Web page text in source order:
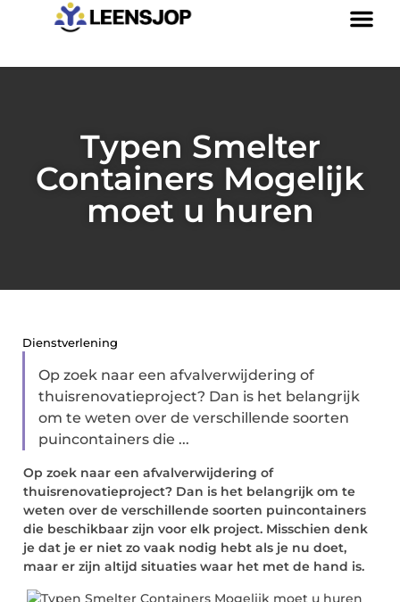
Typen Smelter
Containers Mogelijk
moet u huren
Dienstverlening
Op zoek naar een afvalverwijdering of
thuisrenovatieproject? Dan is het belangrijk
om te weten over de verschillende soorten
puincontainers die ...
Op zoek naar een afvalverwijdering of
thuisrenovatieproject? Dan is het belangrijk om te
weten over de verschillende soorten puincontainers
die beschikbaar zijn voor elk project. Misschien denk
je dat je er niet zo vaak nodig hebt als je nu doet,
maar er zijn altijd situaties waar het met de hand is.